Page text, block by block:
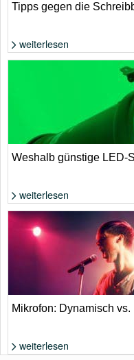
Was tun, wenn einem nichts
Tipps gegen die
weiterlesen
Foto: Jörn Petersen
Weshalb günstige LED-
weiterlesen
Mikrofon: Dynamisch
weiterlesen